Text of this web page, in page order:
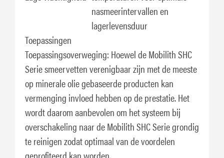
nasmeerintervallen en
lagerlevensduur
Toepassingen
Toepassingsoverweging: Hoewel de Mobilith SHC
Serie smeervetten verenigbaar zijn met de meeste
op minerale olie gebaseerde producten kan
vermenging invloed hebben op de prestatie. Het
wordt daarom aanbevolen om het systeem bij
overschakeling naar de Mobilith SHC Serie grondig
te reinigen zodat optimaal van de voordelen
geprofiteerd kan worden.